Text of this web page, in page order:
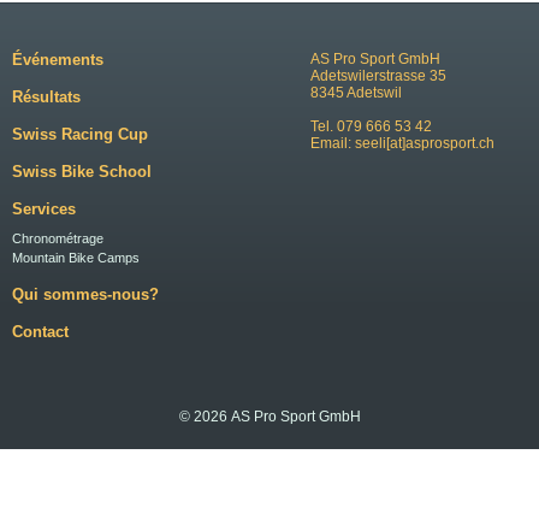
AS Pro Sport GmbH
Adetswilerstrasse 35
8345 Adetswil
Tel. 079 666 53 42
Email: seeli[at]asprosport.ch
Événements
Résultats
Swiss Racing Cup
Swiss Bike School
Services
Chronométrage
Mountain Bike Camps
Qui sommes-nous?
Contact
© 2026 AS Pro Sport GmbH